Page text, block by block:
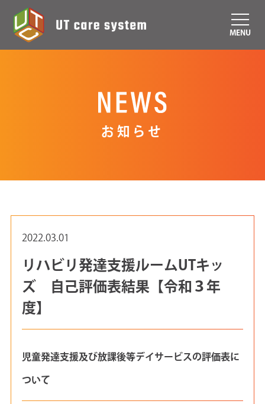
MENU
お知らせ
2022.03.01
リハビリ発達支援ルームUTキッ
ズ 自己評価表結果【令和３年
度】
児童発達支援及び放課後等デイサービスの評価表に
ついて